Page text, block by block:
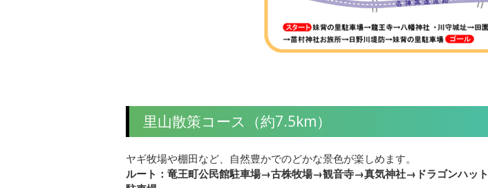
里山散策コース（約7.5km）
ヤギ牧場や棚田など、自然豊かでのどかな景色が楽しめます。
ルート：竜王町公民館駐車場→古株牧場→観音寺→真気神社→ドラゴンハ